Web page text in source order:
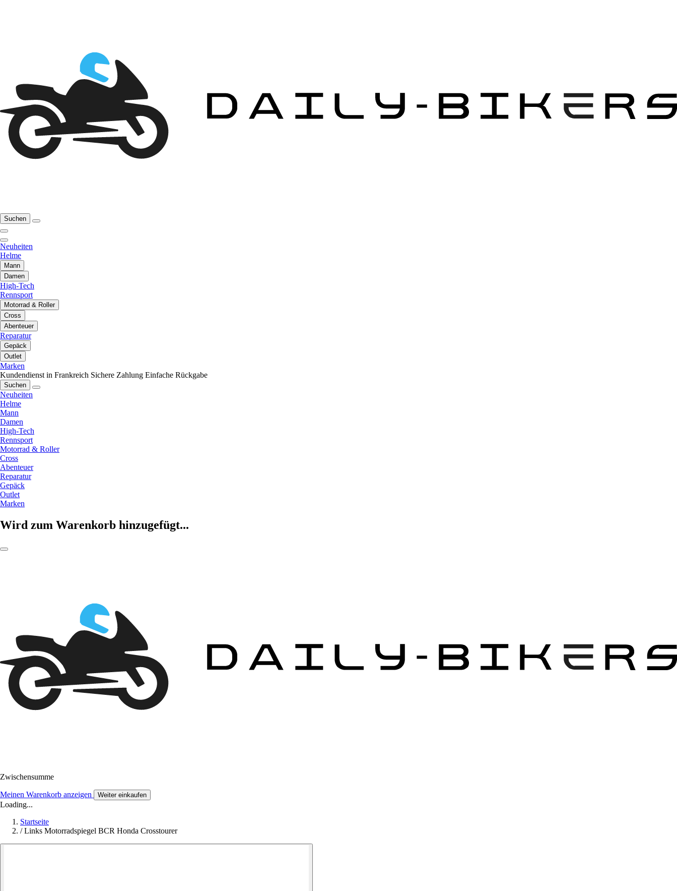
Suchen
Neuheiten
Helme
Mann
Damen
High-Tech
Rennsport
Motorrad & Roller
Cross
Abenteuer
Reparatur
Gepäck
Outlet
Marken
Kundendienst in Frankreich Sichere Zahlung Einfache Rückgabe
Suchen
Neuheiten
Helme
Mann
Damen
High-Tech
Rennsport
Motorrad & Roller
Cross
Abenteuer
Reparatur
Gepäck
Outlet
Marken
Wird zum Warenkorb hinzugefügt...
Zwischensumme
Meinen Warenkorb anzeigen Weiter einkaufen
Loading...
Startseite
/ Links Motorradspiegel BCR Honda Crosstourer